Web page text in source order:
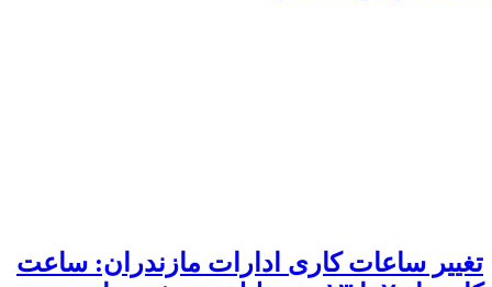
تغییر ساعات کاری ادارات مازندران: ساعت